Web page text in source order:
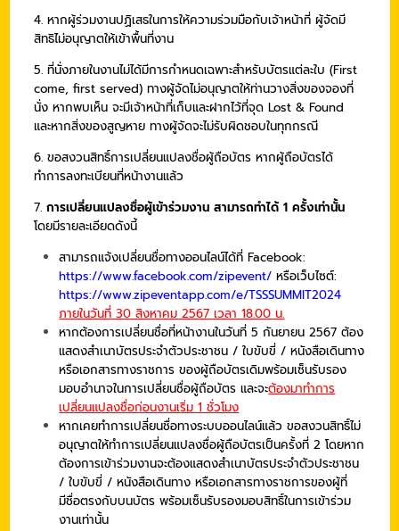
4. หากผู้ร่วมงานปฏิเสธในการให้ความร่วมมือกับเจ้าหน้าที่ ผู้จัดมี
สิทธิไม่อนุญาตให้เข้าพื้นที่งาน
5. ที่นั่งภายในงานไม่ได้มีการกำหนดเฉพาะสำหรับบัตรแต่ละใบ (First
come, first served) ทางผู้จัดไม่อนุญาตให้ท่านวางสิ่งของจองที่
นั่ง หากพบเห็น จะมีเจ้าหน้าที่เก็บและฝากไว้ที่จุด Lost & Found
และหากสิ่งของสูญหาย ทางผู้จัดจะไม่รับผิดชอบในทุกกรณี
6. ขอสงวนสิทธิ์การเปลี่ยนแปลงชื่อผู้ถือบัตร หากผู้ถือบัตรได้
ทำการลงทะเบียนที่หน้างานแล้ว
7.การเปลี่ยนแปลงชื่อผู้เข้าร่วมงาน สามารถทำได้ 1 ครั้งเท่านั้น
โดยมีรายละเอียดดังนี้
สามารถแจ้งเปลี่ยนชื่อทางออนไลน์ได้ที่ Facebook:
https://www.facebook.com/zipevent/ หรือเว็บไซต์:
https://www.zipeventapp.com/e/TSSSUMMIT2024
ภายในวันที่ 30 สิงหาคม 2567 เวลา 18.00 น.
หากต้องการเปลี่ยนชื่อที่หน้างานในวันที่ 5 กันยายน 2567 ต้อง
แสดงสำเนาบัตรประจำตัวประชาชน / ใบขับขี่ / หนังสือเดินทาง
หรือเอกสารทางราชการ ของผู้ถือบัตรเดิมพร้อมเซ็นรับรอง
มอบอำนาจในการเปลี่ยนชื่อผู้ถือบัตร และจะต้องมาทำการ
เปลี่ยนแปลงชื่อก่อนงานเริ่ม 1 ชั่วโมง
หากเคยทำการเปลี่ยนชื่อทางระบบออนไลน์แล้ว ขอสงวนสิทธิ์ไม่
อนุญาตให้ทำการเปลี่ยนแปลงชื่อผู้ถือบัตรเป็นครั้งที่ 2 โดยหาก
ต้องการเข้าร่วมงานจะต้องแสดงสำเนาบัตรประจำตัวประชาชน
/ ใบขับขี่ / หนังสือเดินทาง หรือเอกสารทางราชการของผู้ที่
มีชื่อตรงกับบนบัตร พร้อมเซ็นรับรองมอบสิทธิ์ในการเข้าร่วม
งานเท่านั้น